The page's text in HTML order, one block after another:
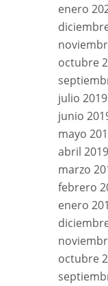
enero
octubre
julio 2019
junio
mayo
abril 2019
marzo
febrero
enero
octubre